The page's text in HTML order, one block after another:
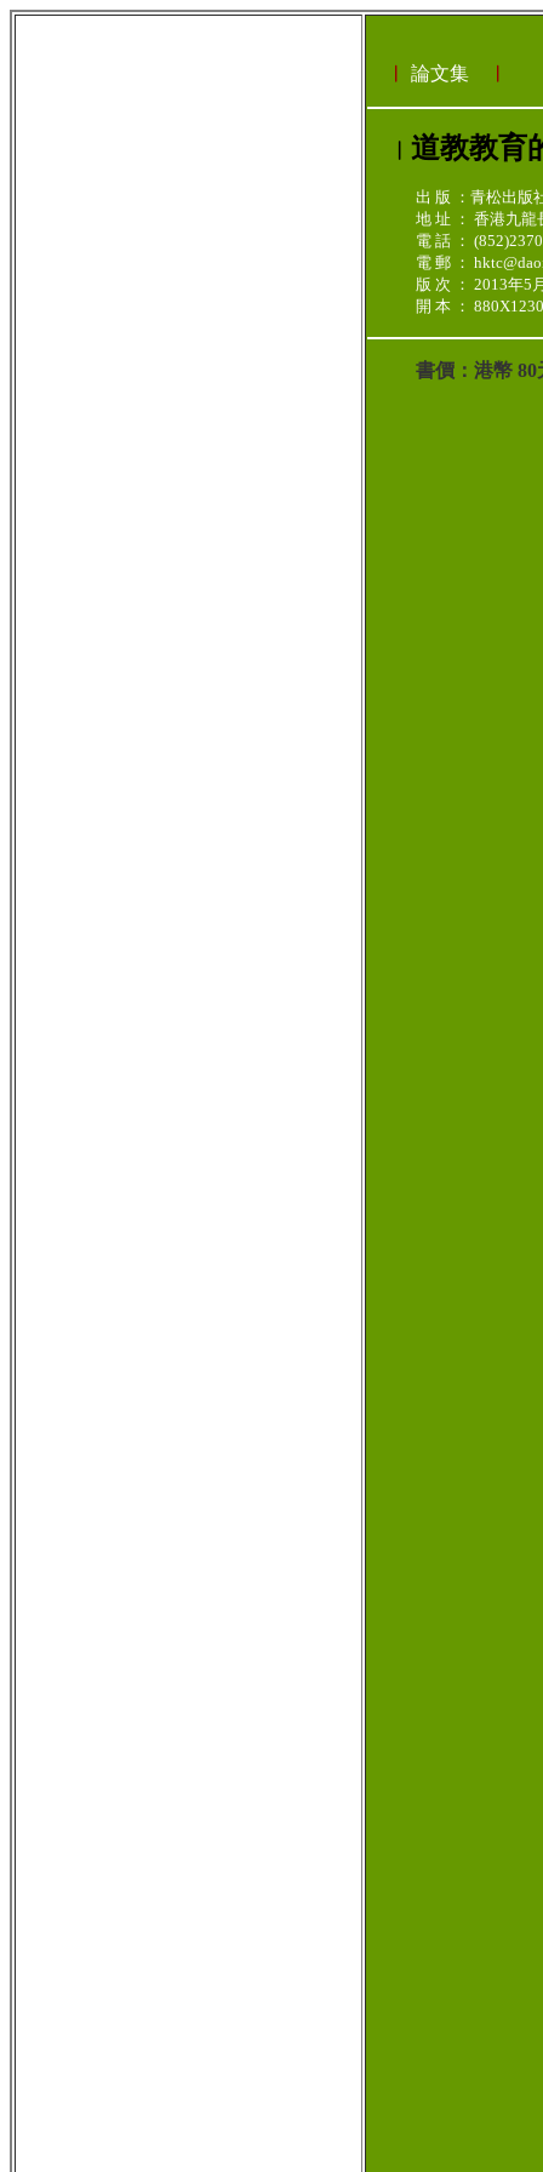
論文集
道教教育
出 版 ：青松出版
地 址 ： 香港九龍
電 話 ：
電 郵 ：
版 次 ： 2013年5
開 本 ：
書價：港幣